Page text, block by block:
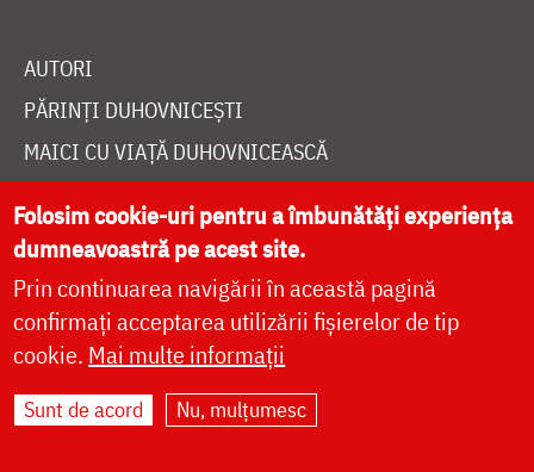
AUTORI
PĂRINȚI DUHOVNICEȘTI
MAICI CU VIAȚĂ DUHOVNICEASCĂ
SINAXAR ALFABETIC
MĂNĂSTIRI ȘI BISERICI
CALENDAR ORTODOX
WIDGET DOXOLOGIA
RADIO DOXOLOGIA
Folosim cookie-uri pentru a îmbunătăți experiența
dumneavoastră pe acest site.
Prin continuarea navigării în această pagină
confirmați acceptarea utilizării fișierelor de tip
cookie. Mai multe informații
Sunt de acord Nu, mulțumesc